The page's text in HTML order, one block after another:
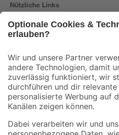
Nützliche Links
Der toom Newsletter: Keine Angebote
Zur Newsletter Anmeldung
Folge uns